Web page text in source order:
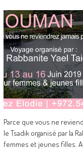
Parce que vous ne
le Tsadik organisé par la
femmes et jeunes filles.